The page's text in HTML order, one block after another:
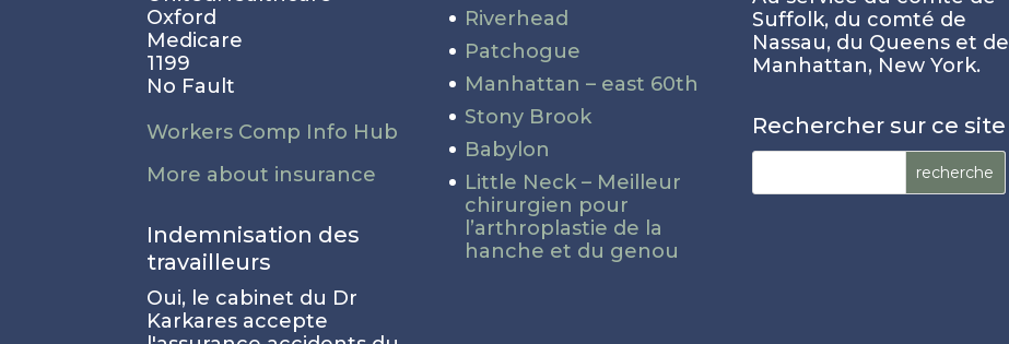
Oxford
Medicare
1199
No Fault
Workers Comp Info Hub
More about insurance
Indemnisation des
travailleurs
Oui, le cabinet du Dr
Karkares accepte
Riverhead
Patchogue
Manhattan – east 60th
Stony Brook
Babylon
Little Neck – Meilleur
chirurgien pour
l’arthroplastie de la
hanche et du genou
Suffolk, du comté de
Nassau, du Queens et de
Manhattan, New York.
Rechercher sur ce site